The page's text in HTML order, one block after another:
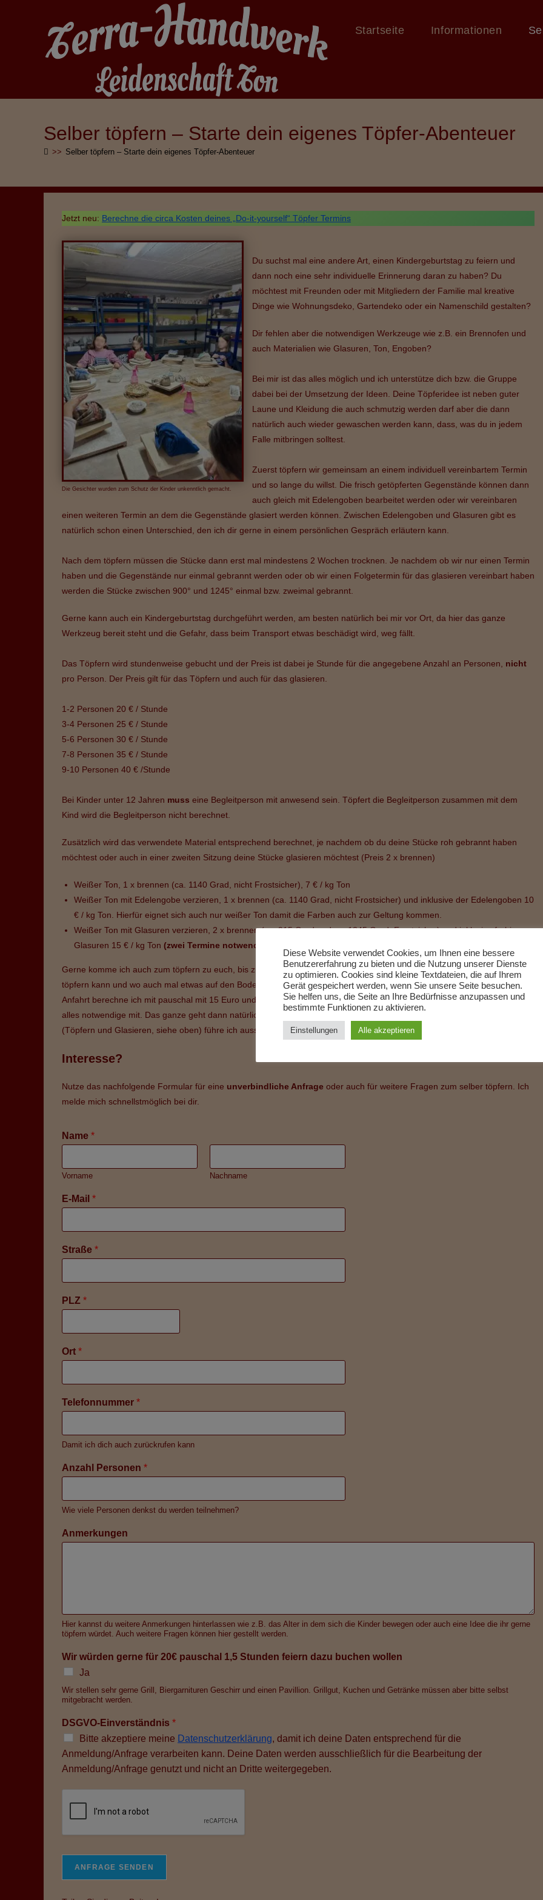
Startseite Informationen
Selber töpfern – Starte dein eigenes Töpfer-Abenteuer
>> Selber töpfern – Starte dein eigenes Töpfer-Abenteuer
Jetzt neu: Berechne die circa Kosten deines „Do-it-yourself“ Töpfer Termins
Die Gesichter wurden zum Schutz der Kinder unkenntlich gemacht.
Du suchst mal eine andere Art, einen Kindergeburtstag zu feiern und
dann noch eine sehr individuelle Erinnerung daran zu haben? Du
möchtest mit Freunden oder mit Mitgliedern der Familie mal kreative
Dinge wie Wohnungsdeko, Gartendeko oder ein Namenschild gestalten?
Dir fehlen aber die notwendigen Werkzeuge wie z.B. ein Brennofen und
auch Materialien wie Glasuren, Ton, Engoben?
Bei mir ist das alles möglich und ich unterstütze dich bzw. die Gruppe
dabei bei der Umsetzung der Ideen. Deine Töpferidee ist neben guter
Laune und Kleidung die auch schmutzig werden darf aber die dann
natürlich auch wieder gewaschen werden kann, dass, was du in jedem
Falle mitbringen solltest.
Zuerst töpfern wir gemeinsam an einem individuell vereinbartem Termin
und so lange du willst. Die frisch getöpferten Gegenstände können dann
auch gleich mit Edelengoben bearbeitet werden oder wir vereinbaren
einen weiteren Termin an dem die Gegenstände glasiert werden können. Zwischen Edelengoben und Glasuren gibt es
natürlich schon einen Unterschied, den ich dir gerne in einem persönlichen Gespräch erläutern kann.
Nach dem töpfern müssen die Stücke dann erst mal mindestens 2 Wochen trocknen. Je nachdem ob wir nur einen Termin
haben und die Gegenstände nur einmal gebrannt werden oder ob wir einen Folgetermin für das glasieren vereinbart haben
werden die Stücke zwischen 900° und 1245° einmal bzw. zweimal gebrannt.
Gerne kann auch ein Kindergeburtstag durchgeführt werden, am besten natürlich bei mir vor Ort, da hier das ganze
Werkzeug bereit steht und die Gefahr, dass beim Transport etwas beschädigt wird, weg fällt.
Das Töpfern wird stundenweise gebucht und der Preis ist dabei je Stunde für die angegebene Anzahl an Personen, nicht
pro Person. Der Preis gilt für das Töpfern und auch für das glasieren.
1-2 Personen 20 € / Stunde
3-4 Personen 25 € / Stunde
5-6 Personen 30 € / Stunde
7-8 Personen 35 € / Stunde
9-10 Personen 40 € /Stunde
Bei Kinder unter 12 Jahren muss eine Begleitperson mit anwesend sein. Töpfert die Begleitperson zusammen mit dem
Kind wird die Begleitperson nicht berechnet.
Zusätzlich wird das verwendete Material entsprechend berechnet, je nachdem ob du deine Stücke roh gebrannt haben
möchtest oder auch in einer zweiten Sitzung deine Stücke glasieren möchtest (Preis 2 x brennen)
Weißer Ton, 1 x brennen (ca. 1140 Grad, nicht Frostsicher), 7 € / kg Ton
Weißer Ton mit Edelengobe verzieren, 1 x brennen (ca. 1140 Grad, nicht Frostsicher) und inklusive der Edelengoben 10
€ / kg Ton. Hierfür eignet sich auch nur weißer Ton damit die Farben auch zur Geltung kommen.
Weißer Ton mit Glasuren verzieren, 2 x brennen (ca. 915 Grad und ca. 1245 Grad, Frostsicher) und inklusive farbiger
Glasuren 15 € / kg Ton (zwei Termine notwendig)
Gerne komme ich auch zum töpfern zu euch, bis zu max. 35 km um 93354 Siegenburg. Du stellst dann einen Platz wo man
töpfern kann und wo auch mal etwas auf den Boden fallen darf und mit Ton und Wasser gearbeitet werden kann. Die
Anfahrt berechne ich mit pauschal mit 15 Euro und je km einfache Fahrstrecke mit 0,35 Euro. Ich bringe dann natürlich
alles notwendige mit. Das ganze geht dann natürlich nur in Verbindung mit einem Termin. Anfragen mit zwei Terminen
(Töpfern und Glasieren, siehe oben) führe ich ausschließlich bei mir im Atelier durch.
Interesse?
Nutze das nachfolgende Formular für eine unverbindliche Anfrage oder auch für weitere Fragen zum selber töpfern. Ich
melde mich schnellstmöglich bei dir.
Name *
Vorname Nachname
E-Mail *
Straße *
PLZ *
Ort *
Telefonnummer *
Damit ich dich auch zurückrufen kann
Anzahl Personen *
Wie viele Personen denkst du werden teilnehmen?
Anmerkungen
Hier kannst du weitere Anmerkungen hinterlassen wie z.B. das Alter in dem sich die Kinder bewegen oder auch eine Idee die ihr gerne
töpfern würdet. Auch weitere Fragen können hier gestellt werden.
Wir würden gerne für 20€ pauschal 1,5 Stunden feiern dazu buchen wollen
Ja
Wir stellen sehr gerne Grill, Biergarnituren Geschirr und einen Pavillion. Grillgut, Kuchen und Getränke müssen aber bitte selbst
mitgebracht werden.
DSGVO-Einverständnis *
Bitte akzeptiere meine Datenschutzerklärung, damit ich deine Daten entsprechend für die
Anmeldung/Anfrage verarbeiten kann. Deine Daten werden ausschließlich für die Bearbeitung der
Anmeldung/Anfrage genutzt und nicht an Dritte weitergegeben.
ANFRAGE SENDEN
Diese Website verwendet Cookies, um Ihnen eine bessere
Benutzererfahrung zu bieten und die Nutzung unserer Dienste
zu optimieren. Cookies sind kleine Textdateien, die auf Ihrem
Gerät gespeichert werden, wenn Sie unsere Seite besuchen.
Sie helfen uns, die Seite an Ihre Bedürfnisse anzupassen und
bestimmte Funktionen zu aktivieren.
Einstellungen Alle akzeptieren